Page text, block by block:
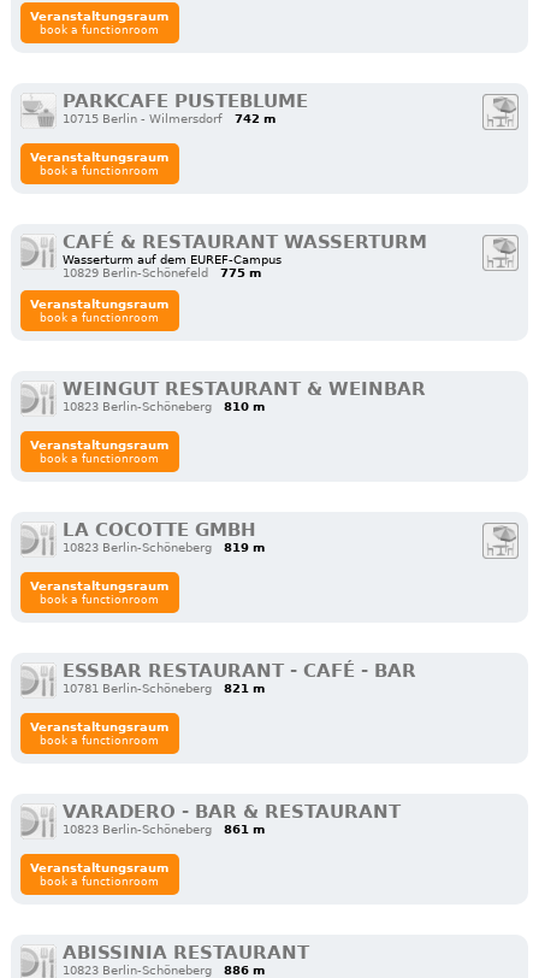
Veranstaltungsraum
book a functionroom
PARKCAFE PUSTEBLUME
10715 Berlin - Wilmersdorf 742 m
Veranstaltungsraum
book a functionroom
CAFÉ & RESTAURANT WASSERTURM
Wasserturm auf dem EUREF-Campus
10829 Berlin-Schönefeld
775 m
Veranstaltungsraum
book a functionroom
WEINGUT RESTAURANT & WEINBAR
10823 Berlin-Schöneberg 810 m
Veranstaltungsraum
book a functionroom
LA COCOTTE GMBH
10823 Berlin-Schöneberg 819 m
Veranstaltungsraum
book a functionroom
ESSBAR RESTAURANT - CAFÉ - BAR
10781 Berlin-Schöneberg 821 m
Veranstaltungsraum
book a functionroom
VARADERO - BAR & RESTAURANT
10823 Berlin-Schöneberg 861 m
Veranstaltungsraum
book a functionroom
ABISSINIA RESTAURANT
10823 Berlin-Schöneberg 886 m